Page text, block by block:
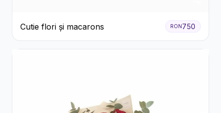
Cutie flori și macarons RON 750